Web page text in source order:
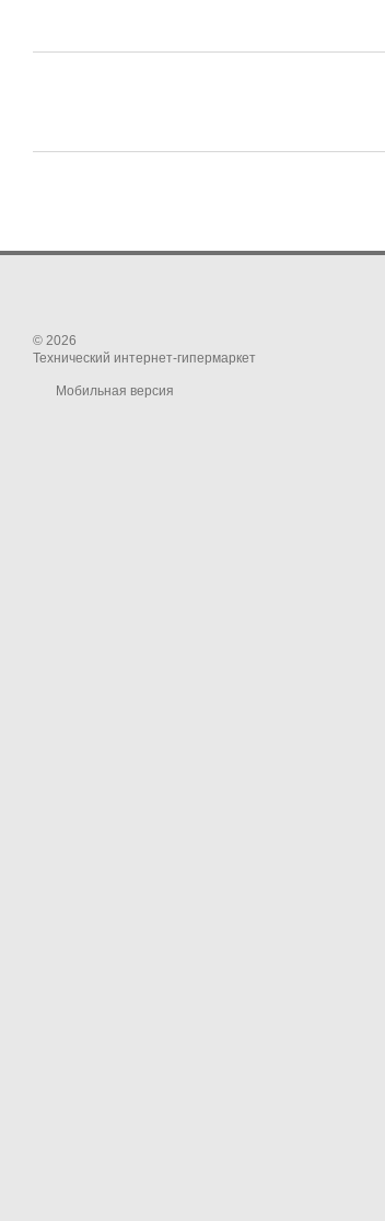
© 2026
Технический интернет-гипермаркет
Мобильная версия